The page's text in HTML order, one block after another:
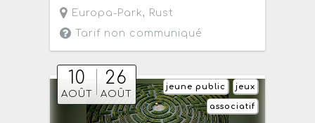
Europa-Park, Rust
Tarif non communiqué
10
AOÛT
26
AOÛT
jeux
jeune public
associatif